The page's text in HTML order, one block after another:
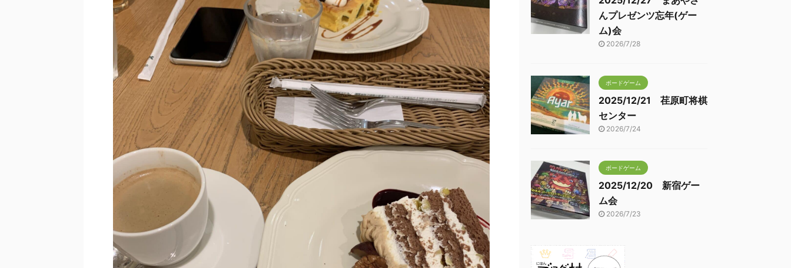
んプレゼンツ忘年(ゲー
ム)会
2026/7/28
ボードゲーム
2025/12/21 荏原町将棋
センター
2026/7/24
ボードゲーム
2025/12/20 新宿ゲー
ム会
2026/7/23